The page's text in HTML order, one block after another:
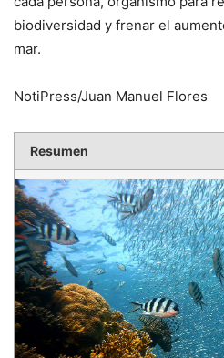
biodiversidad y frenar el
mar.
NotiPress/Juan Manuel Flores
Resumen